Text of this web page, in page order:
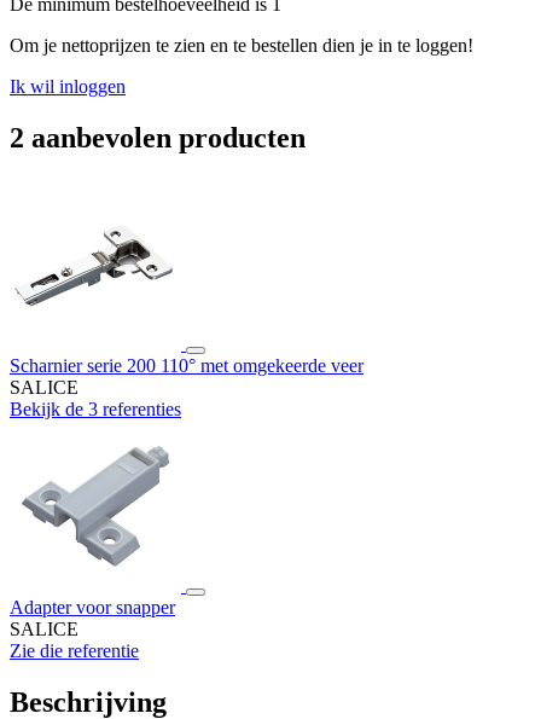
De minimum bestelhoeveelheid is 1
Om je nettoprijzen te zien en te bestellen dien je in te loggen!
Ik wil inloggen
2 aanbevolen producten
Scharnier serie 200 110° met omgekeerde veer
SALICE
Bekijk de 3 referenties
Adapter voor snapper
SALICE
Zie die referentie
Beschrijving